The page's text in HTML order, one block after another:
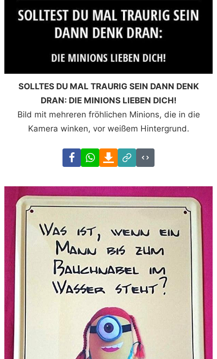
SOLLTES DU MAL TRAURIG SEIN DANN DENK
DRAN: DIE MINIONS LIEBEN DICH!
Bild mit mehreren fröhlichen Minions, die in die
Kamera winken, vor weißem Hintergrund.
FacebookWhatsAppDownload
Link
Code